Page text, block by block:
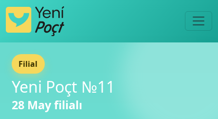
Filial
Yeni Poçt №11
28 May filialı